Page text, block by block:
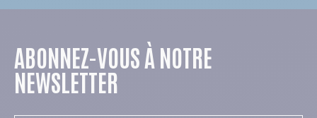
ABONNEZ-VOUS À NOTRE
NEWSLETTER